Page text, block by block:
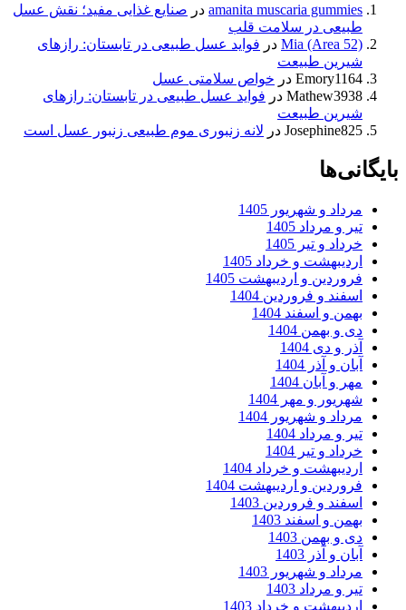
amanita muscaria gummies در صنایع غذایی مفید؛ نقش عسل
طبیعی در سلامت قلب
Mia (Area 52) در فواید عسل طبیعی در تابستان: رازهای
شیرین طبیعت
Emory1164 در خواص سلامتی عسل
Mathew3938 در فواید عسل طبیعی در تابستان: رازهای
شیرین طبیعت
Josephine825 در لانه زنبوری موم طبیعی زنبور عسل است
بایگانی‌ها
مرداد و شهریور 1405
تیر و مرداد 1405
خرداد و تیر 1405
اردیبهشت و خرداد 1405
فروردین و اردیبهشت 1405
اسفند و فروردین 1404
بهمن و اسفند 1404
دی و بهمن 1404
آذر و دی 1404
آبان و آذر 1404
مهر و آبان 1404
شهریور و مهر 1404
مرداد و شهریور 1404
تیر و مرداد 1404
خرداد و تیر 1404
اردیبهشت و خرداد 1404
فروردین و اردیبهشت 1404
اسفند و فروردین 1403
بهمن و اسفند 1403
دی و بهمن 1403
آبان و آذر 1403
مرداد و شهریور 1403
تیر و مرداد 1403
اردیبهشت و خرداد 1403